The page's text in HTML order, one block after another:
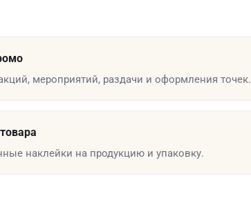
мероприятий, раздачи и оформления точек.
наклейки на продукцию и упаковку.